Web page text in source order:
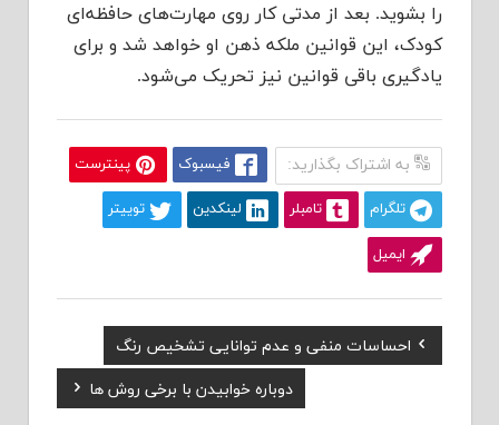
را بشوید. بعد از مدتی کار روی مهارت‌های حافظه‌ای
کودک، این قوانین ملکه ذهن او خواهد شد و برای
یادگیری باقی قوانین نیز تحریک می‌شود.
به اشتراک بگذارید: فیسبوک پینترست
تلگرام تامبلر لینکدین توییتر
ایمیل
راهبری
Previous
Post:
احساسات منفی و عدم توانایی تشخیص رنگ
Next
Post:
دوباره خوابیدن با برخی روش ها